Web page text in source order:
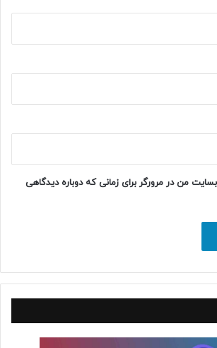
من در مرورگر برای زمانی که دوباره دیدگاهی